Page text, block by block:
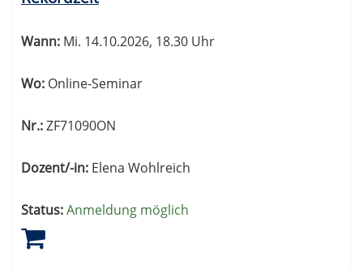
Wann: Mi. 14.10.2026, 18.30 Uhr
Wo: Online-Seminar
Nr.:ZF71090ON
Dozent/-in: Elena Wohlreich
Status:Anmeldung möglich